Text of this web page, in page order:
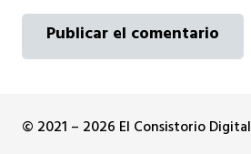
Publicar el comentario
© 2021 – 2026 El Consistorio Digital